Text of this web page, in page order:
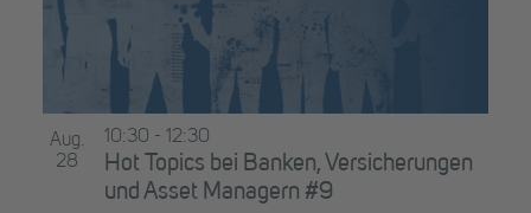
Aug.
28
Hot Topics bei Banken, Versicherungen
und Asset Managern #9
10:30 - 12:30